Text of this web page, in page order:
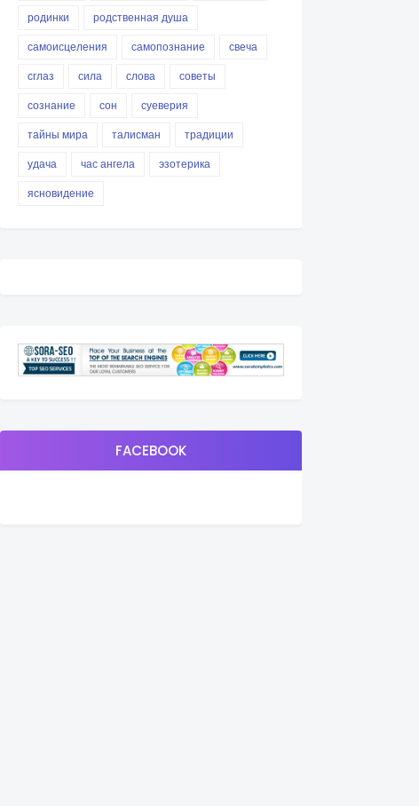
родинки
родственная душа
самоисцеления
самопознание
свеча
сглаз
сила слова
советы
сознание
сон
суеверия
тайны мира
талисман
традиции
удача
час ангела
эзотерика
ясновидение
FACEBOOK